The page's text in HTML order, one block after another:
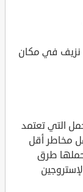
نزيف في مكان
التي تعتمد
مخاطر أقل
طرق